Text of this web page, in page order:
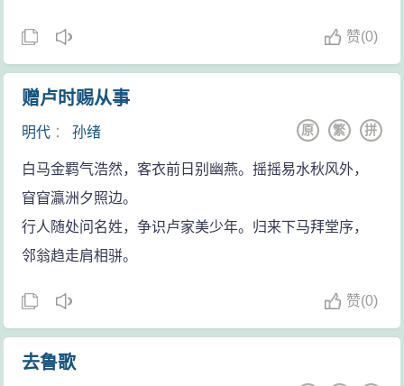
赞(0)
赠卢时赐从事
明代 ：孙绪 拼
繁
原
白马金羁气浩然，客衣前日别幽燕。摇摇易水秋风外，
窅窅瀛洲夕照边。
行人随处问名姓，争识卢家美少年。归来下马拜堂序，
邻翁趋走肩相骈。
赞(0)
去鲁歌